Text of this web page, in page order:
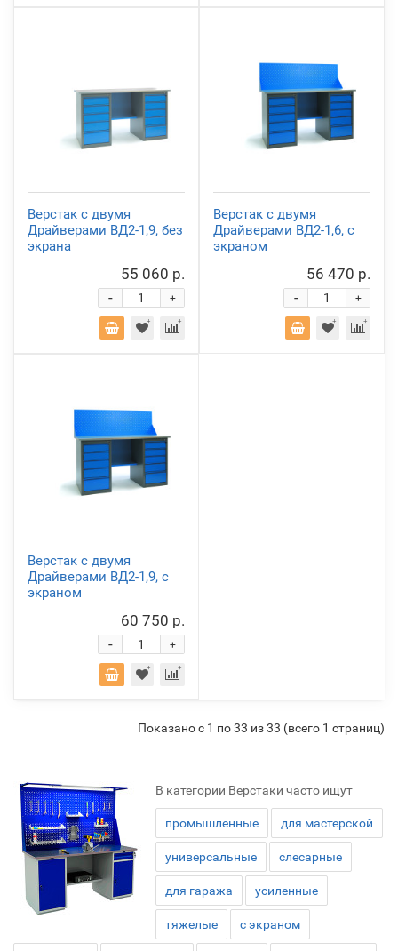
Верстак с двумя
Драйверами ВД2-1,9, без
экрана
55 060 р.
+
-
Верстак с двумя
Драйверами ВД2-1,6, с
экраном
56 470 р.
+
-
Верстак с двумя
Драйверами ВД2-1,9, с
экраном
60 750 р.
+
-
Показано с 1 по 33 из 33 (всего 1 страниц)
В категории Верстаки часто ищут
промышленные для мастерской
универсальные слесарные
для гаража усиленные
тяжелые с экраном